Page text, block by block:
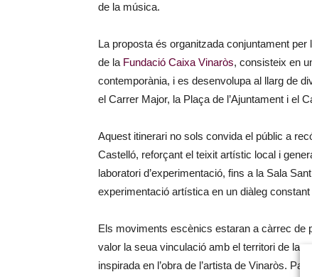
de la música.
La proposta és organitzada conjuntament per
de la Fundació Caixa Vinaròs, consisteix en
contemporània, i es desenvolupa al llarg de
el Carrer Major, la Plaça de l’Ajuntament i el
Aquest itinerari no sols convida el públic a
Castelló, reforçant el teixit artístic local i
laboratori d’experimentació, fins a la Sala
experimentació artística en un diàleg
Els moviments escènics estaran a càrrec de
valor la seua vinculació amb el territori de la
inspirada en l’obra de l’artista de Vinaròs.